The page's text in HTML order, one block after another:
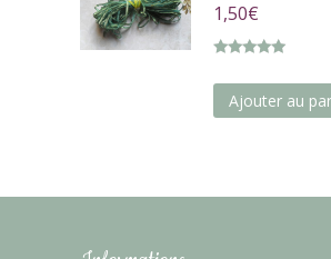
1,50€
sur 5
Ajouter au